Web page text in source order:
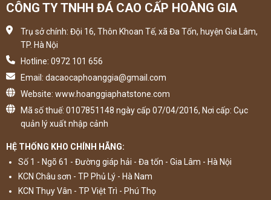
CÔNG TY TNHH ĐÁ CAO CẤP HOÀNG GIA
Trụ sở chính: Đội 16, Thôn Khoan Tế, xã Đa Tốn, huyện Gia Lâm,
TP. Hà Nội
Hotline: 0972 101 656
Email: dacaocaphoanggia@gmail.com
Website: www.hoanggiaphatstone.com
Mã số thuế: 0107851148 ngày cấp 07/04/2016, Nơi cấp: Cục
quản lý xuất nhập cảnh
HỆ THỐNG KHO CHÍNH HÃNG:
Số 1 - Ngõ 61 - Đường giáp hải - Đa tốn - Gia Lâm - Hà Nội
KCN Châu sơn - TP Phủ Lý - Hà Nam
KCN Thụy Vân - TP Việt Trì - Phú Thọ